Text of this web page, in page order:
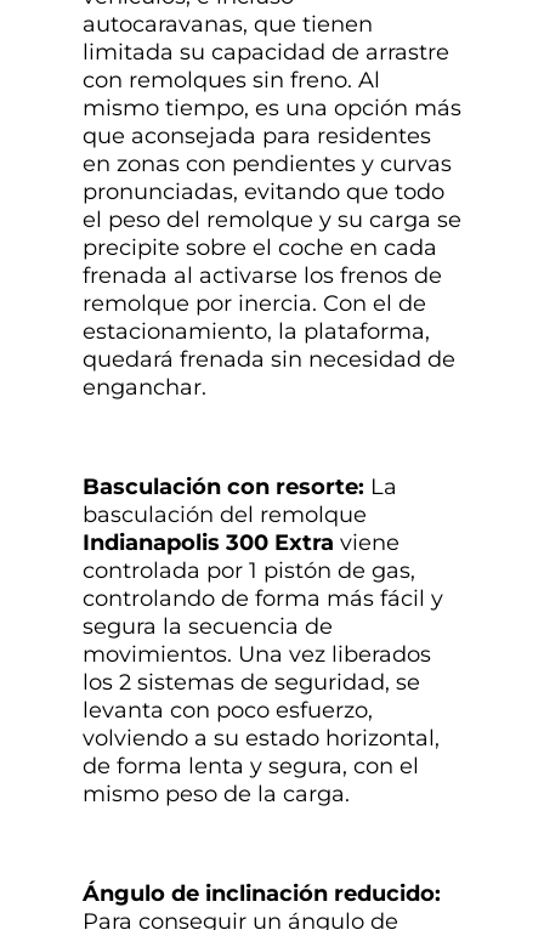
autocaravanas, que tienen
limitada su capacidad de arrastre
con remolques sin freno. Al
mismo tiempo, es una opción más
que aconsejada para residentes
en zonas con pendientes y curvas
pronunciadas, evitando que todo
el peso del remolque y su carga se
precipite sobre el coche en cada
frenada al activarse los frenos de
remolque por inercia. Con el de
estacionamiento, la plataforma,
quedará frenada sin necesidad de
enganchar.
Basculación con resorte: La
basculación del remolque
Indianapolis 300 Extra viene
controlada por 1 pistón de gas,
controlando de forma más fácil y
segura la secuencia de
movimientos. Una vez liberados
los 2 sistemas de seguridad, se
levanta con poco esfuerzo,
volviendo a su estado horizontal,
de forma lenta y segura, con el
mismo peso de la carga.
Ángulo de inclinación reducido:
Para conseguir un ángulo de